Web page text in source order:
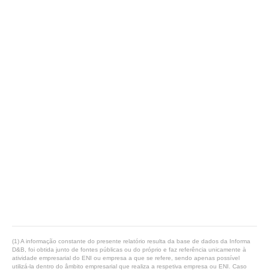
(1) A informação constante do presente relatório resulta da base de dados da Informa
D&B, foi obtida junto de fontes públicas ou do próprio e faz referência unicamente à
atividade empresarial do ENI ou empresa a que se refere, sendo apenas possível
utilizá-la dentro do âmbito empresarial que realiza a respetiva empresa ou ENI. Caso